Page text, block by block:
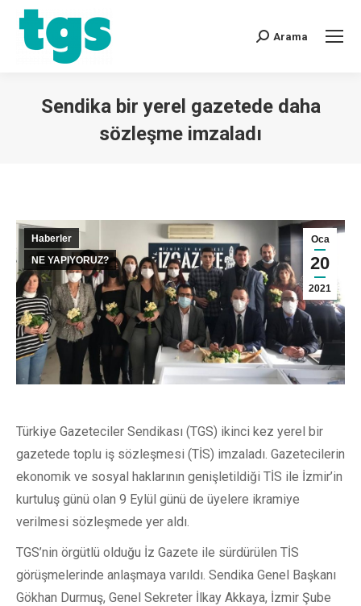
Arama
Sendika bir yerel gazetede daha
sözleşme imzaladı
Oca
20
2021
Haberler
NE YAPIYORUZ?
Türkiye Gazeteciler Sendikası (TGS) ikinci kez yerel bir
gazetede toplu iş sözleşmesi (TİS) imzaladı. Gazetecilerin
ekonomik ve sosyal haklarının genişletildiği TİS ile İzmir’in
kurtuluş günü olan 9 Eylül günü de üyelere ikramiye
verilmesi sözleşmede yer aldı.
TGS’nin örgütlü olduğu İz Gazete ile sürdürülen TİS
görüşmelerinde anlaşmaya varıldı. Sendika Genel Başkanı
Gökhan Durmuş, Genel Sekreter İlkay Akkaya, İzmir Şube